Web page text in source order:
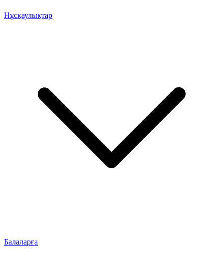
Нұсқаулықтар
Балаларға